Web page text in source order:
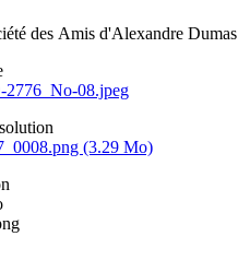
des Amis d'Alexandre Dumas
08.jpeg
(3.29 Mo)